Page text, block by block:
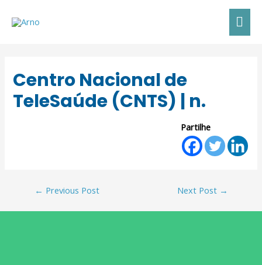
Centro Nacional de
TeleSaúde (CNTS) | n.
Partilhe
← Previous Post Next Post →